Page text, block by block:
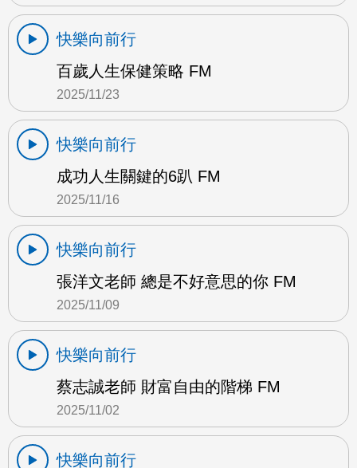
快樂向前行
百歲人生保健策略 FM
2025/11/23
快樂向前行
成功人生關鍵的6趴 FM
2025/11/16
快樂向前行
張洋文老師 總是不好意思的你 FM
2025/11/09
快樂向前行
蔡志誠老師 財富自由的階梯 FM
2025/11/02
快樂向前行